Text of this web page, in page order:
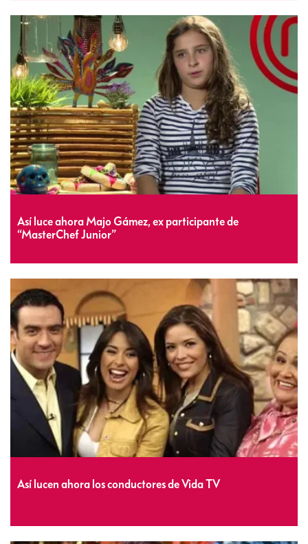
Así luce ahora Majo Gámez, ex participante de
“MasterChef Junior”
Así lucen ahora los conductores de Vida TV